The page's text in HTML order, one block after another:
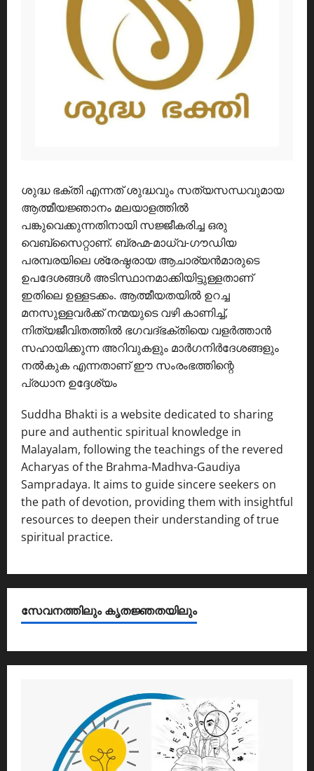
ശുദ്ധ ഭക്തി എന്നത് ശുദ്ധവും സത്യസന്ധവുമായ
ആത്മീയജ്ഞാനം മലയാളത്തിൽ
പങ്കുവെക്കുന്നതിനായി സജ്ജീകരിച്ച ഒരു
വെബ്സൈറ്റാണ്. ബ്രഹ്മ-മാധ്വ-ഗൗഡിയ
പരമ്പരയിലെ ശ്രേഷ്ഠരായ ആചാര്യൻമാരുടെ
ഉപദേശങ്ങൾ അടിസ്ഥാനമാക്കിയിട്ടുള്ളതാണ്
ഇതിലെ ഉള്ളടക്കം. ആത്മീയതയിൽ ഉറച്ച
മനസുള്ളവർക്ക് നന്മയുടെ വഴി കാണിച്ച്,
നിത്യജീവിതത്തിൽ ഭഗവദ്ഭക്തിയെ വളർത്താൻ
സഹായിക്കുന്ന അറിവുകളും മാർഗനിർദേശങ്ങളും
നൽകുക എന്നതാണ് ഈ സംരംഭത്തിന്റെ
പ്രധാന ഉദ്ദേശ്യം
Suddha Bhakti is a website dedicated to sharing
pure and authentic spiritual knowledge in
Malayalam, following the teachings of the revered
Acharyas of the Brahma-Madhva-Gaudiya
Sampradaya. It aims to guide sincere seekers on
the path of devotion, providing them with insightful
resources to deepen their understanding of true
spiritual practice.
സേവനത്തിലും കൃതജ്ഞതയിലും